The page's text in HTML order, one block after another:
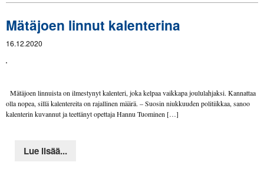
Mätäjoen linnut kalenterina
16.12.2020
Mätäjoen linnuista on ilmestynyt kalenteri, joka kelpaa vaikkapa joululahjaksi. Kannattaa
olla nopea, sillä kalentereita on rajallinen määrä. – Suosin niukkuuden politiikkaa, sanoo
kalenterin kuvannut ja teettänyt opettaja Hannu Tuominen […]
Lue lisää...